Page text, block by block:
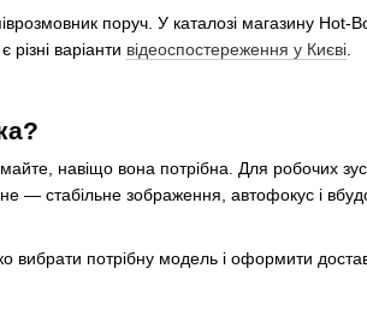
поруч. У каталозі магазину Hot-
варіанти відеоспостереження у Києві
навіщо вона потрібна. Для робочих
— стабільне зображення, автофокус і
потрібну модель і оформити